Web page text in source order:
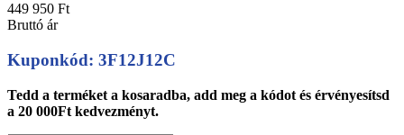
449 950 Ft
Bruttó ár
Kuponkód: 3F12J12C
Tedd a terméket a kosaradba, add meg a kódot és érvényesítsd
a 20 000Ft kedvezményt.